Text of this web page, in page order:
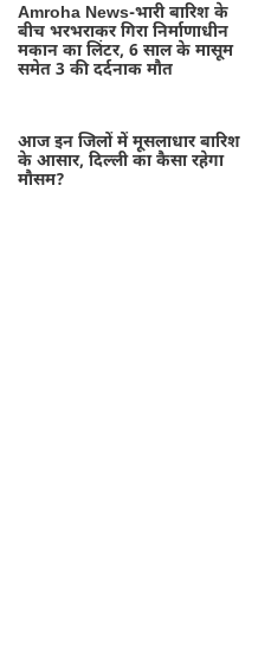
Amroha News-भारी बारिश के
बीच भरभराकर गिरा निर्माणाधीन
मकान का लिंटर, 6 साल के मासूम
समेत 3 की दर्दनाक मौत
आज इन जिलों में मूसलाधार बारिश
के आसार, दिल्ली का कैसा रहेगा
मौसम?